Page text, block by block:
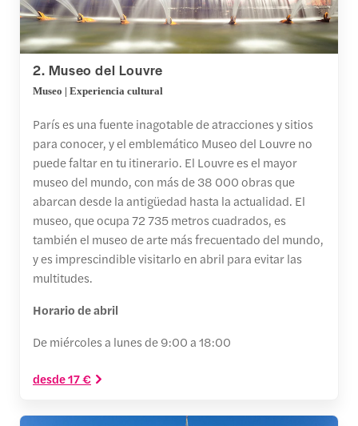
2. Museo del Louvre
Museo | Experiencia cultural
París es una fuente inagotable de atracciones y sitios
para conocer, y el emblemático Museo del Louvre no
puede faltar en tu itinerario. El Louvre es el mayor
museo del mundo, con más de 38 000 obras que
abarcan desde la antigüedad hasta la actualidad. El
museo, que ocupa 72 735 metros cuadrados, es
también el museo de arte más frecuentado del mundo,
y es imprescindible visitarlo en abril para evitar las
multitudes.
Horario de abril
De miércoles a lunes de 9:00 a 18:00
desde 17 €